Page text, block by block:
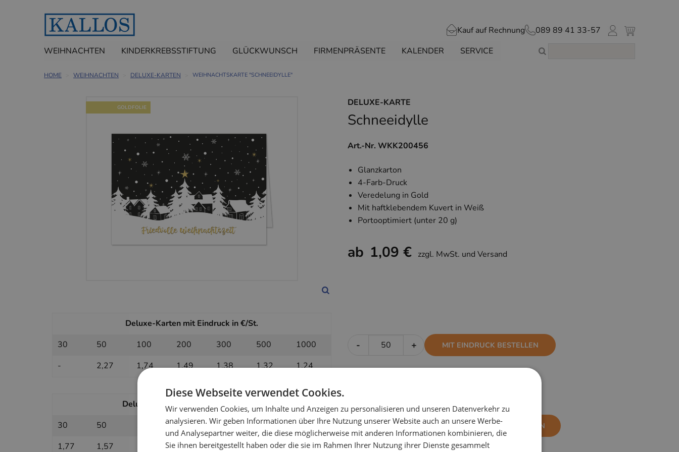
Kauf auf Rechnung
089 89 41 33-57
WEIHNACHTEN
KINDERKREBSSTIFTUNG GLÜCKWUNSCH FIRMENPRÄSENTE KALENDER SERVICE
HOME WEIHNACHTEN DELUXE-KARTEN WEIHNACHTSKARTE "SCHNEEIDYLLE"
GOLDFOLIE DELUXE-KARTE
Schneeidylle
Art.-Nr. WKK200456
Glanzkarton
4-Farb-Druck
Veredelung in Gold
Mit haftklebendem Kuvert in Weiß
Portooptimiert (unter 20 g)
ab 1,09 € zzgl. MwSt. und Versand
Deluxe-Karten mit Eindruck in €/St.
30
50 100 200 300 500
1000
-
2,27 1,74 1,49 1,38 1,32 1,24
- + MIT EINDRUCK BESTELLEN
Deluxe-Karten ohne Eindruck in €/St.
30
50 200 300 500
1000
1,77
1,57 1,21 1,16 1,14 1,09
- + OHNE EINDRUCK BESTELLEN
Diese Webseite verwendet Cookies.
Wir verwenden Cookies, um Inhalte und Anzeigen zu personalisieren und unseren Datenverkehr zu
analysieren. Wir geben Informationen über Ihre Nutzung unserer Website auch an unsere Werbe-
und Analysepartner weiter, die diese möglicherweise mit anderen Informationen kombinieren, die
Sie ihnen bereitgestellt haben oder die sie im Rahmen Ihrer Nutzung ihrer Dienste gesammelt